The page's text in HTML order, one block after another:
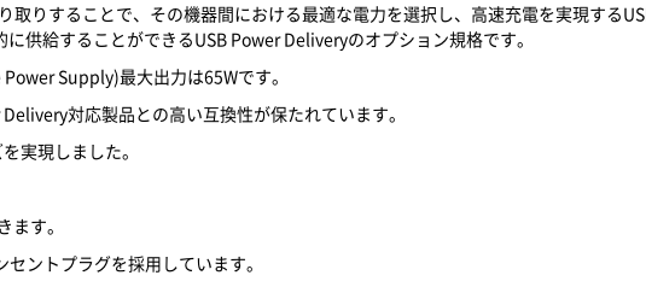
りすることで、その機器間における最適な電力を選択し、高速充電を実現する
供給することができるUSB Power Deliveryのオプション規格です。
Supply)最大出力は65Wです。
対応製品との高い互換性が保たれています。
実現しました。
す。
ントプラグを採用しています。